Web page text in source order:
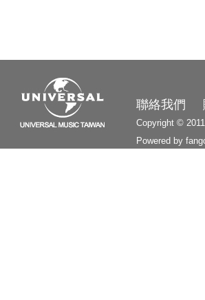
聯絡我們
Copyright ©
Powered by